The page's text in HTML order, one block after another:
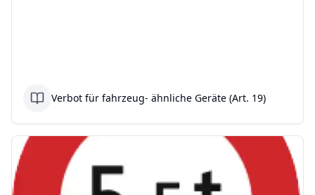
Verbot für fahrzeug- ähnliche Geräte (Art. 19)